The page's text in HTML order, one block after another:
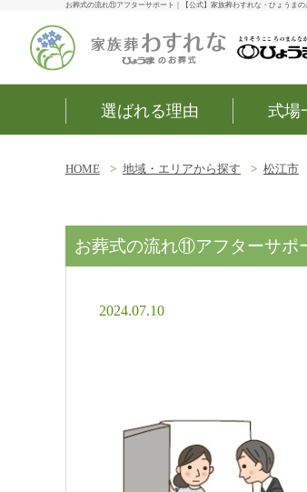
お葬式の流れ⑪アフターサポート｜【公式】家族葬わすれな・ひょうま
選ばれる理由 式場
HOME 地域・エリアから探す 松江市
お葬式の流れ⑪アフターサポ
2024.07.10